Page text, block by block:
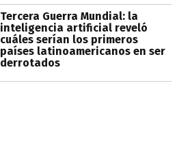
Tercera Guerra Mundial: la
inteligencia artificial reveló
cuáles serían los primeros
países latinoamericanos en ser
derrotados